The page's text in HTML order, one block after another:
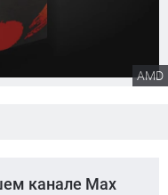
AMD
канале Max